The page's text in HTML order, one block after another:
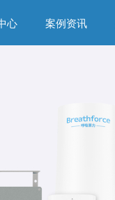
心 案例资讯